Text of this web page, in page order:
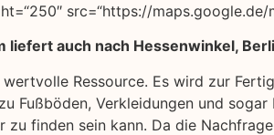
src=“https://maps.google.de/
liefert auch nach Hessenwinkel,
Ressource. Es wird zur
Fußböden, Verkleidungen und
zu finden sein kann. Da die